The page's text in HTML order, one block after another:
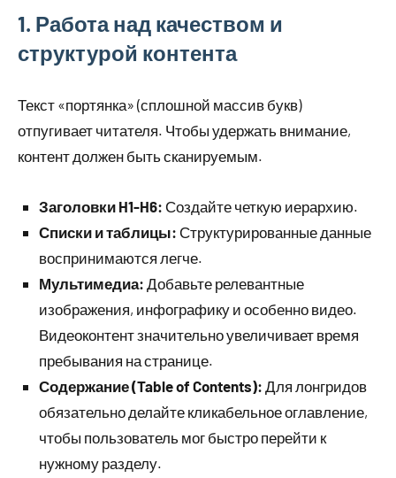
1. Работа над качеством и
структурой контента
Текст «портянка» (сплошной массив букв)
отпугивает читателя. Чтобы удержать внимание,
контент должен быть сканируемым.
Заголовки H1-H6: Создайте четкую иерархию.
Списки и таблицы: Структурированные данные
воспринимаются легче.
Мультимедиа: Добавьте релевантные
изображения, инфографику и особенно видео.
Видеоконтент значительно увеличивает время
пребывания на странице.
Содержание (Table of Contents): Для лонгридов
обязательно делайте кликабельное оглавление,
чтобы пользователь мог быстро перейти к
нужному разделу.